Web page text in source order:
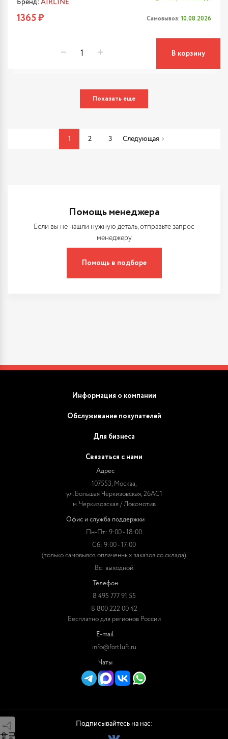
Бренд: AIRLINE
1365 ₽ Самовывоз: 10.08.2026
В корзину
Показать еще
1 2 3 Следующая
Помощь менеджера
Если вы не нашли нужную деталь, отправьте запрос
менеджеру
Помощь в подборе
Информация о компании
Обслуживание покупателей
Для бизнеса
Связаться с нами
Адрес
107553, Москва,
ул. Большая Черкизовская, 26АС1
м. Черкизовская / Локомотив
Офис и служба поддержки
Пн-Пт: 9:00 - 18:00
Сб: 9:00 - 17:00
(только самовывоз оплаченных заказов со склада)
Вс: выходной
Телефон
8 495 777 91 55
8 800 222 00 42
Бесплатно для регионов России
E-mail
info@fortluft.ru
Чаты
Подписывайтесь на нас: